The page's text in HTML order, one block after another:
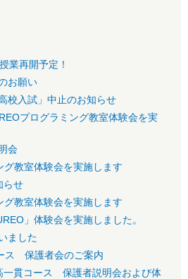
業再開予定！
お願い
校入試」中止のお知らせ
プログラミング教室体験会を実
会
グ教室体験会を実施します
らせ
グ教室体験会を実施します
」体験会を実施しました。
ました
ス 保護者会のご案内
貫コース 保護者説明会および体